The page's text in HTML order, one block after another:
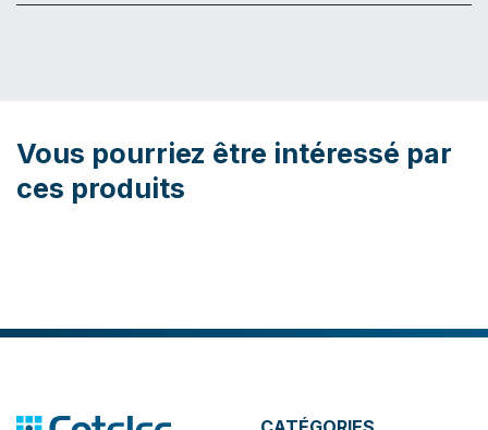
Vous pourriez être intéressé par
ces produits